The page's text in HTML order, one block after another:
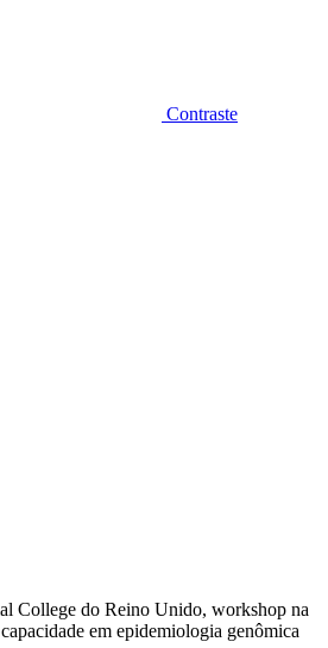
Contraste
College do Reino Unido, workshop na
em epidemiologia genômica